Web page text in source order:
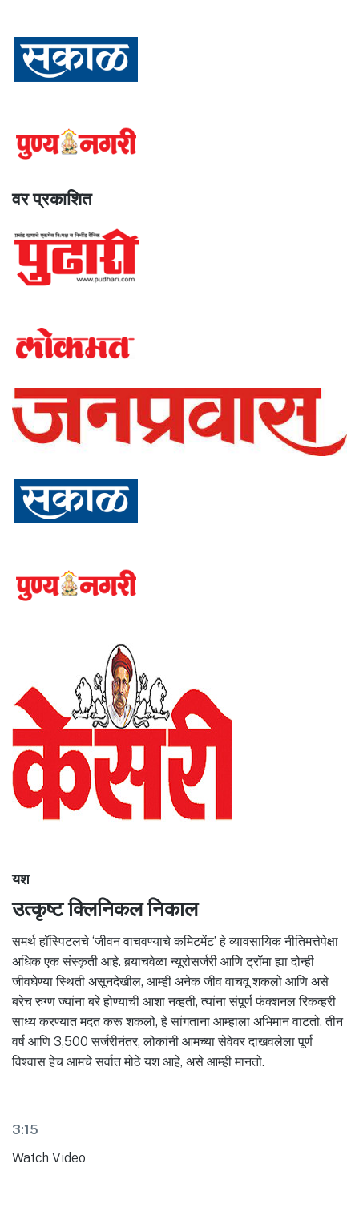
वर प्रकाशित
यश
उत्कृष्ट क्लिनिकल निकाल
समर्थ हॉस्पिटलचे ‘जीवन वाचवण्याचे कमिटमेंट’ हे व्यावसायिक नीतिमत्तेपेक्षा
अधिक एक संस्कृती आहे. बर्‍याचवेळा न्यूरोसर्जरी आणि ट्रॉमा ह्या दोन्ही
जीवघेण्या स्थिती असूनदेखील, आम्ही अनेक जीव वाचवू शकलो आणि असे
बरेच रुग्ण ज्यांना बरे होण्याची आशा नव्हती, त्यांना संपूर्ण फंक्शनल रिकव्हरी
साध्य करण्यात मदत करू शकलो, हे सांगताना आम्हाला अभिमान वाटतो. तीन
वर्ष आणि 3,500 सर्जरीनंतर, लोकांनी आमच्या सेवेवर दाखवलेला पूर्ण
विश्वास हेच आमचे सर्वात मोठे यश आहे, असे आम्ही मानतो.
3:15
Watch Video